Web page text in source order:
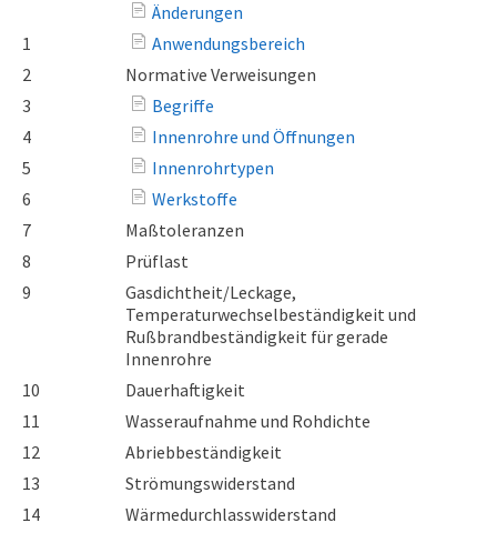
Änderungen
1
Anwendungsbereich
2
Normative Verweisungen
3
Begriffe
4
Innenrohre und Öffnungen
5
Innenrohrtypen
6
Werkstoffe
7
Maßtoleranzen
8
Prüflast
9
Gasdichtheit/Leckage,
Temperaturwechselbeständigkeit und
Rußbrandbeständigkeit für gerade
Innenrohre
10
Dauerhaftigkeit
11
Wasseraufnahme und Rohdichte
12
Abriebbeständigkeit
13
Strömungswiderstand
14
Wärmedurchlasswiderstand